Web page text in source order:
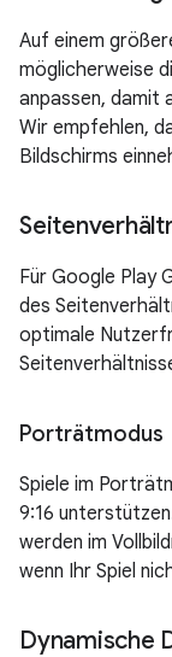
Auf einem
möglicherweise
anpassen, damit
Wir empfehlen,
Bildschirms
Für Google Play
des
optimale
Porträtmodus
Spiele im
9:16
werden im
wenn Ihr Spiel
Dynamische